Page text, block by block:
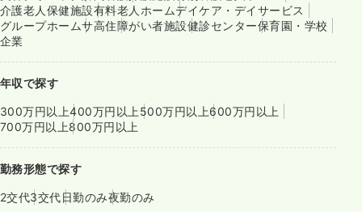
介護老人保健施設有料老人ホームデイケア・デイサービス
グループホームサ高住障がい者施設健診センター保育園・学校
企業
年収で探す
300万円以上400万円以上 500万円以上600万円以上
700万円以上800万円以上
勤務形態で探す
2交代3交代日勤のみ夜勤のみ